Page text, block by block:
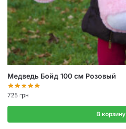
Медведь Бойд 100 см Розовый
725 грн
В корзину